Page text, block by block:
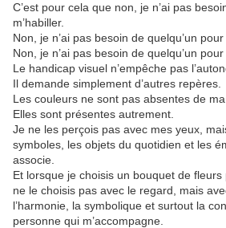
C’est pour cela que non, je n’ai pas
m’habiller.
Non, je n’ai pas besoin de quelqu’un
Non, je n’ai pas besoin de quelqu’un
Le handicap visuel n’empêche pas
Il demande simplement d’autres repères.
Les couleurs ne sont pas absentes de ma
Elles sont présentes autrement.
Je ne les perçois pas avec mes yeux,
symboles, les objets du quotidien et les
associe.
Et lorsque je choisis un bouquet de
ne le choisis pas avec le regard, mais
l’harmonie, la symbolique et surtout la
personne qui m’accompagne.